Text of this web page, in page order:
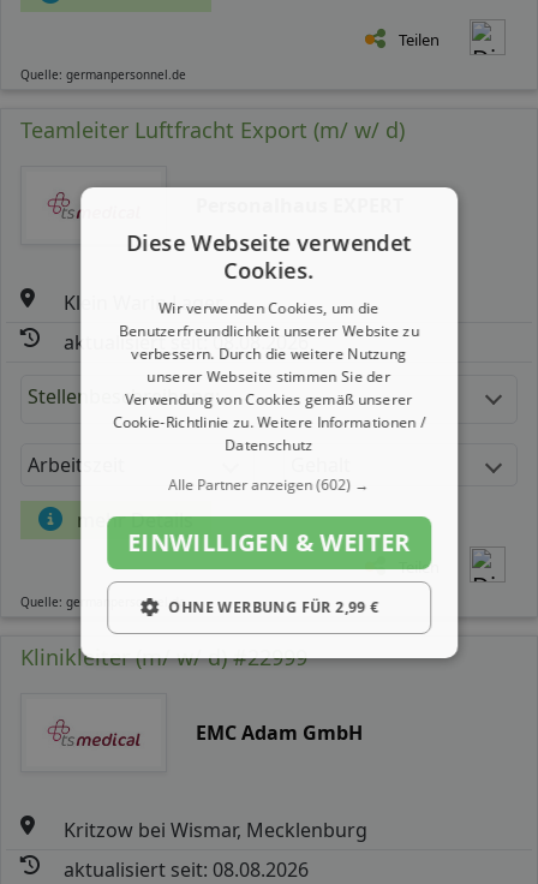
Teilen
Quelle: germanpersonnel.de
Teamleiter Luftfracht Export (m/ w/ d)
Klein Warin Lager
aktualisiert seit: 08.08.2026
Stellenbeschreibung:
Arbeitszeit
mehr Details
Teilen
Quelle: germanpersonnel.de
Klinikleiter (m/ w/ d) #22999
EMC Adam GmbH
Kritzow bei Wismar, Mecklenburg
aktualisiert seit: 08.08.2026
Diese Webseite verwendet
Cookies.
Wir verwenden Cookies, um die
Benutzerfreundlichkeit unserer Website zu
verbessern. Durch die weitere Nutzung
unserer Webseite stimmen Sie der
Verwendung von Cookies gemäß unserer
Cookie-Richtlinie zu.Weitere Informationen /
Datenschutz
Alle Partner anzeigen(602) →
EINWILLIGEN & WEITER
OHNE WERBUNG FÜR 2,99 €